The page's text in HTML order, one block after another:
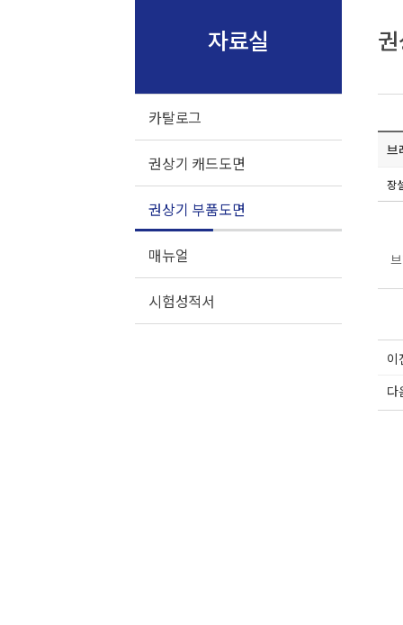
자료실
카탈로그
권상기 캐드도면
권상기 부품도면
매뉴얼
시험성적서
브
장
이
다